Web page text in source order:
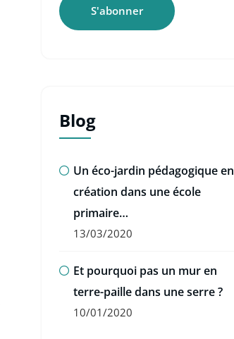
Blog
Un éco-jardin pédagogique en
création dans une école
primaire…
13/03/2020
Et pourquoi pas un mur en
terre-paille dans une serre ?
10/01/2020